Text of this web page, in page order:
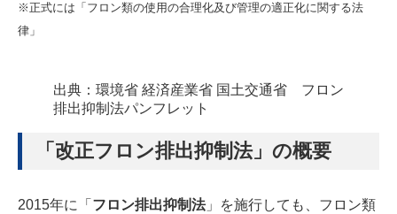
※正式には「フロン類の使用の合理化及び管理の適正化に関する法
律」
出典：環境省 経済産業省 国土交通省 フロン
排出抑制法パンフレット
「改正フロン排出抑制法」の概要
2015年に「 フロン排出抑制法」を施行しても、フロン類